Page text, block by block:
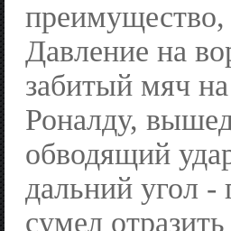
преимущество,
Давление на
забитый мяч
Роналду,
обводящий
дальний угол -
сумел